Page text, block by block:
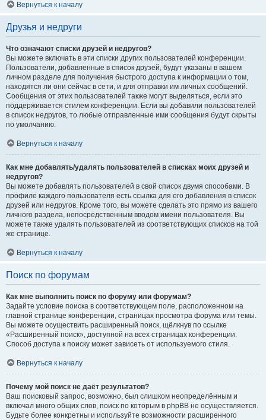
Вернуться к началу
Друзья и недруги
Что означают списки друзей и недругов?
Вы можете включать в эти списки других пользователей конференции.
Пользователи, добавленные в список друзей, будут указаны в вашем
личном разделе для получения быстрого доступа к информации о том,
находятся ли они сейчас в сети, и для отправки им личных сообщений.
Сообщения от этих пользователей также могут выделяться, если это
поддерживается стилем конференции. Если вы добавили пользователей
в список недругов, то любые отправленные ими сообщения будут скрыты
по умолчанию.
Вернуться к началу
Как мне добавлять/удалять пользователей в списках моих друзей и
недругов?
Вы можете добавлять пользователей в свой список двумя способами. В
профиле каждого пользователя есть ссылка для его добавления в список
друзей или недругов. Кроме того, вы можете сделать это прямо из вашего
личного раздела, непосредственным вводом имени пользователя. Вы
можете также удалять пользователей из соответствующих списков на той
же странице.
Вернуться к началу
Поиск по форумам
Как мне выполнить поиск по форуму или форумам?
Задайте условие поиска в соответствующем поле, расположенном на
главной странице конференции, страницах просмотра форума или темы.
Вы можете осуществить расширенный поиск, щёлкнув по ссылке
«Расширенный поиск», доступной на всех страницах конференции.
Способ доступа к поиску может зависеть от используемого стиля.
Вернуться к началу
Почему мой поиск не даёт результатов?
Ваш поисковый запрос, возможно, был слишком неопределённым и
включал много общих слов, поиск по которым в phpBB не осуществляется.
Будьте более конкретны и используйте возможности расширенного